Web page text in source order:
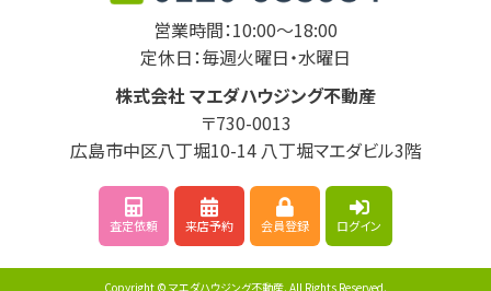
営業時間：10:00～18:00
定休日：毎週火曜日・水曜日
株式会社 マエダハウジング不動産
〒730-0013
広島市中区八丁堀10-14 八丁堀マエダビル3階
査定依頼 来店予約 会員登録 ログイン
Copyright © マエダハウジング不動産. All Rights Reserved.